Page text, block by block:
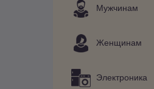
Мужчинам
Женщинам
Электроника